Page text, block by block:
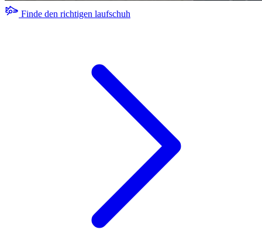
Finde den richtigen laufschuh